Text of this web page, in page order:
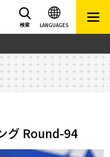
LANGUAGES
検索
グ Round-94